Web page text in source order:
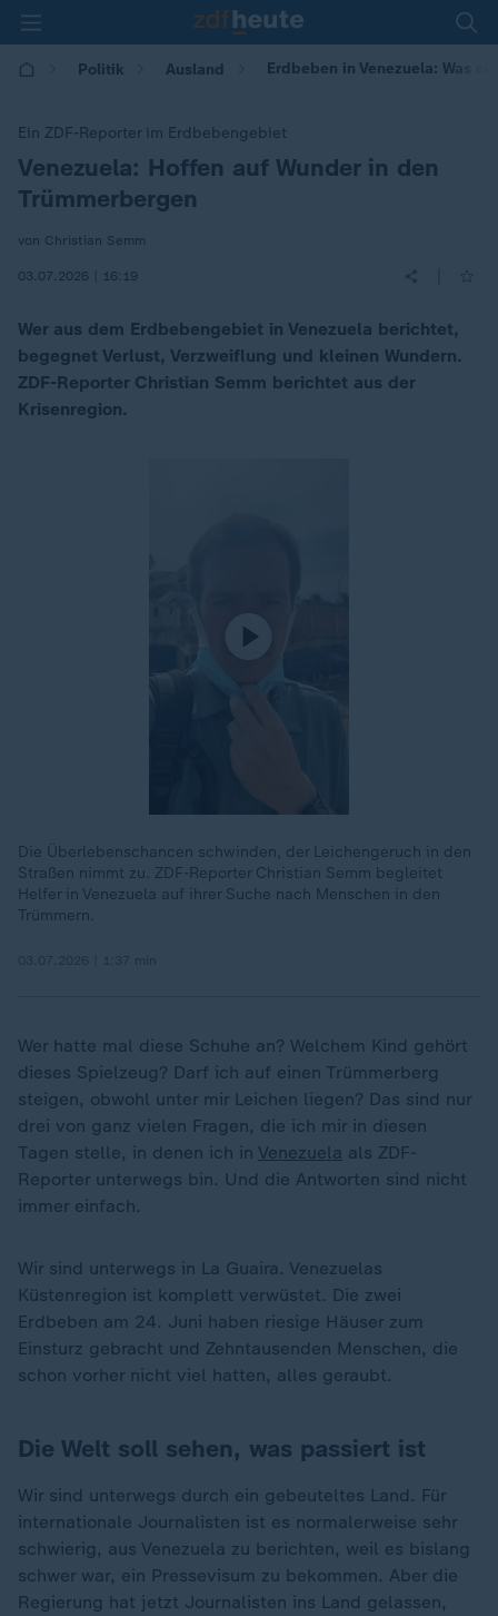
Politik Ausland Erdbeben in Venezuela: Was
Ein ZDF-Reporter im Erdbebengebiet
:
Venezuela: Hoffen auf Wunder in den
Trümmerbergen
von Christian Semm
03.07.2026 | 16:19
Wer aus dem Erdbebengebiet in Venezuela berichtet,
begegnet Verlust, Verzweiflung und kleinen Wundern.
ZDF-Reporter Christian Semm berichtet aus der
Krisenregion.
Die Überlebenschancen schwinden, der Leichengeruch in den
Straßen nimmt zu. ZDF-Reporter Christian Semm begleitet
Helfer in Venezuela auf ihrer Suche nach Menschen in den
Trümmern.
Wer hatte mal diese Schuhe an? Welchem Kind gehört
dieses Spielzeug? Darf ich auf einen Trümmerberg
steigen, obwohl unter mir Leichen liegen? Das sind nur
drei von ganz vielen Fragen, die ich mir in diesen
Tagen stelle, in denen ich in Venezuela als ZDF-
Reporter unterwegs bin. Und die Antworten sind nicht
immer einfach.
Wir sind unterwegs in La Guaira. Venezuelas
Küstenregion ist komplett verwüstet. Die zwei
Erdbeben am 24. Juni haben riesige Häuser zum
Einsturz gebracht und Zehntausenden Menschen, die
schon vorher nicht viel hatten, alles geraubt.
Die Welt soll sehen, was passiert ist
Wir sind unterwegs durch ein gebeuteltes Land. Für
internationale Journalisten ist es normalerweise sehr
schwierig, aus Venezuela zu berichten, weil es bislang
schwer war, ein Pressevisum zu bekommen. Aber die
Regierung hat jetzt Journalisten ins Land gelassen,